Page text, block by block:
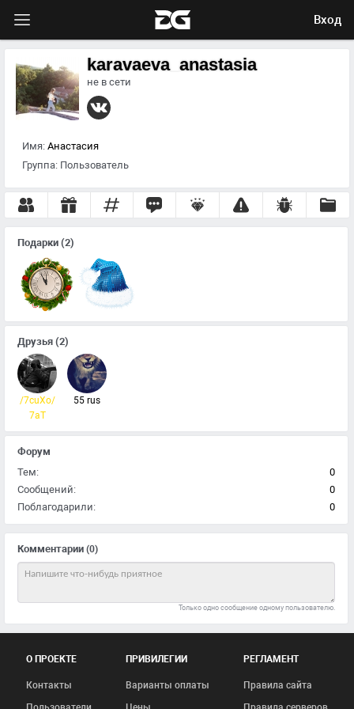
Вход
Имя: Анастасия
Группа: Пользователь
karavaeva_anastasia
не в сети
Комментарии (0)
Только одно сообщение одному пользователю.
Подарки (2)
Друзья (2)
/7cuXo/
7aT
55 rus
Форум
Тем:
0
Сообщений:
0
Поблагодарили:
0
О ПРОЕКТЕ
Контакты
ПРИВИЛЕГИИ
Варианты оплаты
РЕГЛАМЕНТ
Правила сайта